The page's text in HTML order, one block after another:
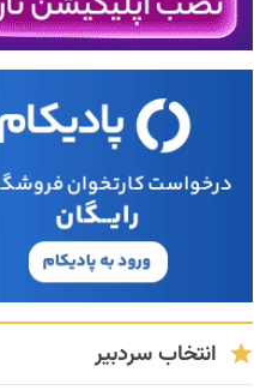
انتخاب سردبیر